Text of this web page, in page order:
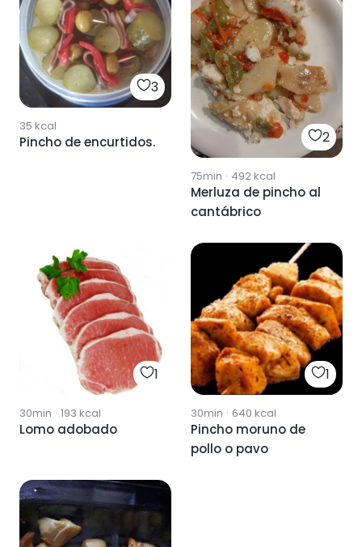
3
35 kcal
Pincho de encurtidos. 2
75min · 492kcal
Merluza de pincho al
cantábrico
1
30min · 193 kcal
Lomo adobado
1
30min · 640 kcal
Pincho moruno de
pollo o pavo